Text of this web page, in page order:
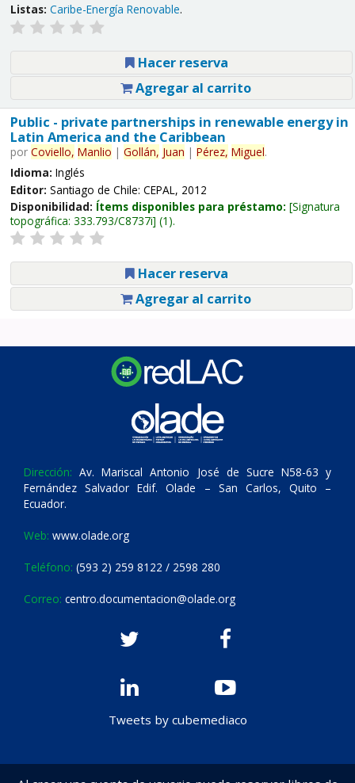
Listas: Caribe-Energía Renovable.
Hacer reserva
Agregar al carrito
Public - private partnerships in renewable energy in
Latin America and the Caribbean
por Coviello, Manlio | Gollán, Juan | Pérez, Miguel.
Idioma: Inglés
Editor: Santiago de Chile: CEPAL, 2012
Disponibilidad: Ítems disponibles para préstamo: Signatura
topográfica: 333.793/C8737i (1).
Hacer reserva
Agregar al carrito
Dirección: Av. Mariscal Antonio José de Sucre N58-63 y
Fernández Salvador Edif. Olade – San Carlos, Quito –
Ecuador.
Web: www.olade.org
Teléfono: (593 2) 259 8122 / 2598 280
Correo: centro.documentacion@olade.org
Tweets by cubemediaco